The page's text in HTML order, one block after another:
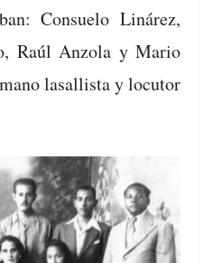
Con­sue­lo Linárez,
Raúl Anzo­la y Mario
lasal­lista y locu­tor